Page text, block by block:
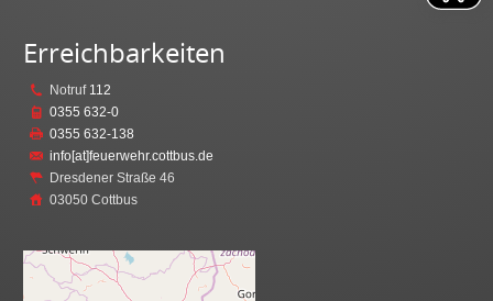
Erreichbarkeiten
Notruf 112
0355 632-0
0355 632-138
info[at]feuerwehr.cottbus.de
Dresdener Straße 46
03050 Cottbus